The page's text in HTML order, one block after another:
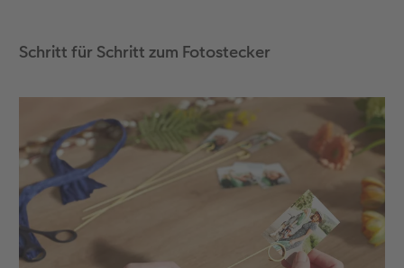
Fotobuch für Anfänger
Erste Schritte
Fotobuch erstellen
Neuheiten
Ideen zur Wandgestaltung
CEWE myPhotos
Neuheiten
Extras
CEWE myPhotos
Fotos digitalisieren
Neuheiten
Extras
Sofortfotocollagen
Mehrteilige Sofortfotos
Retro Minis
Foto-Geschenkbox
CEWE Geschenkgutschein
Neuheiten
CEWE myPhotos
Weitere Anlässe
CEWE myPhotos
Neuheiten
Inspiration
Neuheiten
Neuheiten
Extras
CEWE myPhotos
Fototipps
Fotowettbewerbe
CEWE Magazin
Neuheiten
Schritt für Schritt zum Fotostecker